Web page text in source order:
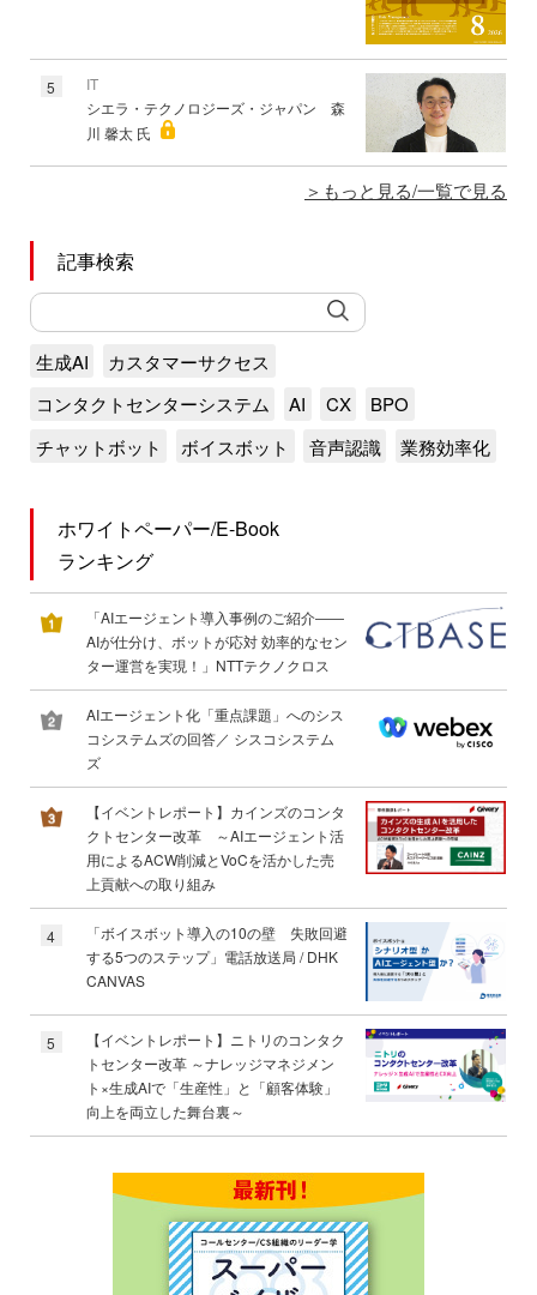
5
IT
シエラ・テクノロジーズ・ジャパン 森
川 馨太 氏
もっと見る/一覧で見る
記事検索
生成AI
カスタマーサクセス
コンタクトセンターシステム
AI CX
BPO
チャットボット
ボイスボット 音声認識 業務効率化
ホワイトペーパー/E-Book
ランキング
「AIエージェント導入事例のご紹介――
AIが仕分け、ボットが応対 効率的なセン
ター運営を実現！」NTTテクノクロス
AIエージェント化「重点課題」へのシス
コシステムズの回答／ シスコシステム
ズ
【イベントレポート】カインズのコンタ
クトセンター改革 ～AIエージェント活
用によるACW削減とVoCを活かした売
上貢献への取り組み
4
「ボイスボット導入の10の壁 失敗回避
する5つのステップ」電話放送局 / DHK
CANVAS
5
【イベントレポート】ニトリのコンタク
トセンター改革 ～ナレッジマネジメン
ト×生成AIで「生産性」と「顧客体験」
向上を両立した舞台裏～